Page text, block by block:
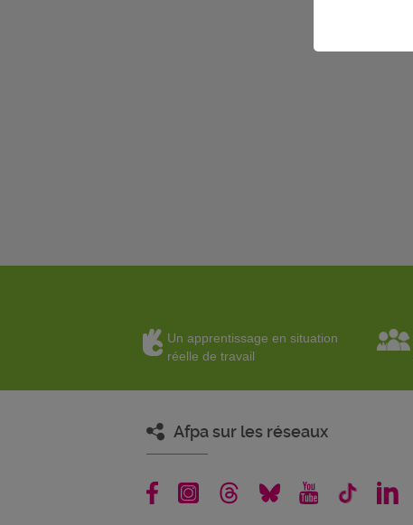
Un apprentissage en situation
réelle de travail
Afpa sur les réseaux